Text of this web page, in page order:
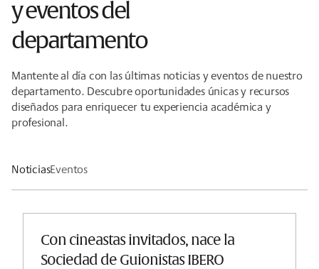
y eventos del
departamento
Mantente al día con las últimas noticias y eventos de nuestro
departamento. Descubre oportunidades únicas y recursos
diseñados para enriquecer tu experiencia académica y
profesional.
NoticiasEventos
Con cineastas invitados, nace la
Sociedad de Guionistas IBERO